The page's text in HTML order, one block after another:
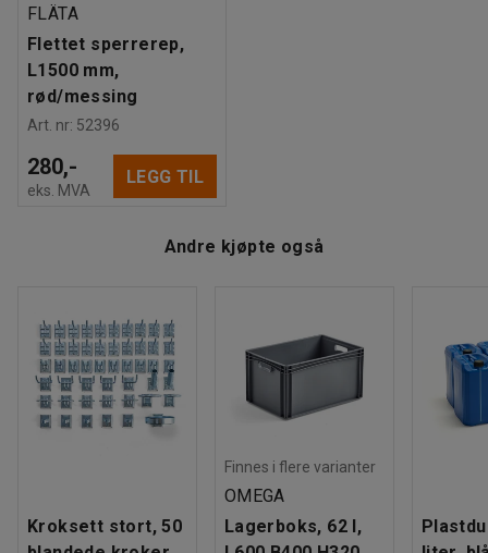
FLÄTA
Flettet sperrerep,
L1500 mm,
rød/messing
Art. nr: 52396
280,-
eks. MVA
LEGG TIL
Andre kjøpte også
Kroksett stort, 50
Finnes i flere varianter
OMEGA
Lagerboks, 62 l,